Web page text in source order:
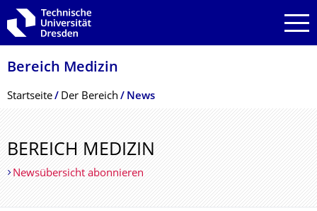
Zur Hauptnavigation springen
Zur Suche springen
Zum Inhalt springen
Bereich Medizin
Breadcrumb-Menü
Startseite Der Bereich News
BEREICH MEDIZIN
Newsübersicht abonnieren